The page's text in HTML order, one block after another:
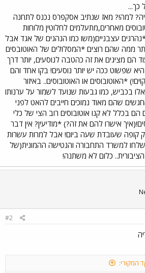
כך...
למה!? מאז שנתיב אסקפרס נכנס לתחנה
מאחרים,מתעלמים לחלוטין מלוחות
עצבניים(משו כמו הנהגים של אגד אבל
ממה שהם רוצים *המסלולים של האוטובסים
הם מציגים את זה כהטבה לנוסעים, יותר דרך
שפשוט ככה יש יותר נוסעים! בקו אחד והם
*האוטובוסים או האוטובוסים.. באיזור
בכביש, כמו גבעות שנועד לשמור על ערנותו
שהם מאוד נמוכים חייבים להאט לפני
הם בכלל לא קנו אוטובוסים רוב הצי של כלי
אישרו להם את זה?) *מודיעין? אין דבר
רק קופה שעובדת שעה ביום! אבל למרות עשרות
למשרד התחבורה והנטישה ההמונית(של
כלום לא משתנה!
#2
המקורי: